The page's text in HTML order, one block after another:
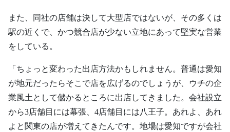
また、同社の店舗は決して大型店ではないが、その多くは
駅の近くで、かつ競合店が少ない立地にあって堅実な営業
をしている。
「ちょっと変わった出店方法かもしれません。普通は愛知
が地元だったらそこで店を広げるのでしょうが、ウチの企
業風土として儲かるところに出店してきました。会社設立
から3店舗目には幕張、4店舗目には八王子。あれよ、あれ
よと関東の店が増えてきたんです。地場は愛知ですが会社